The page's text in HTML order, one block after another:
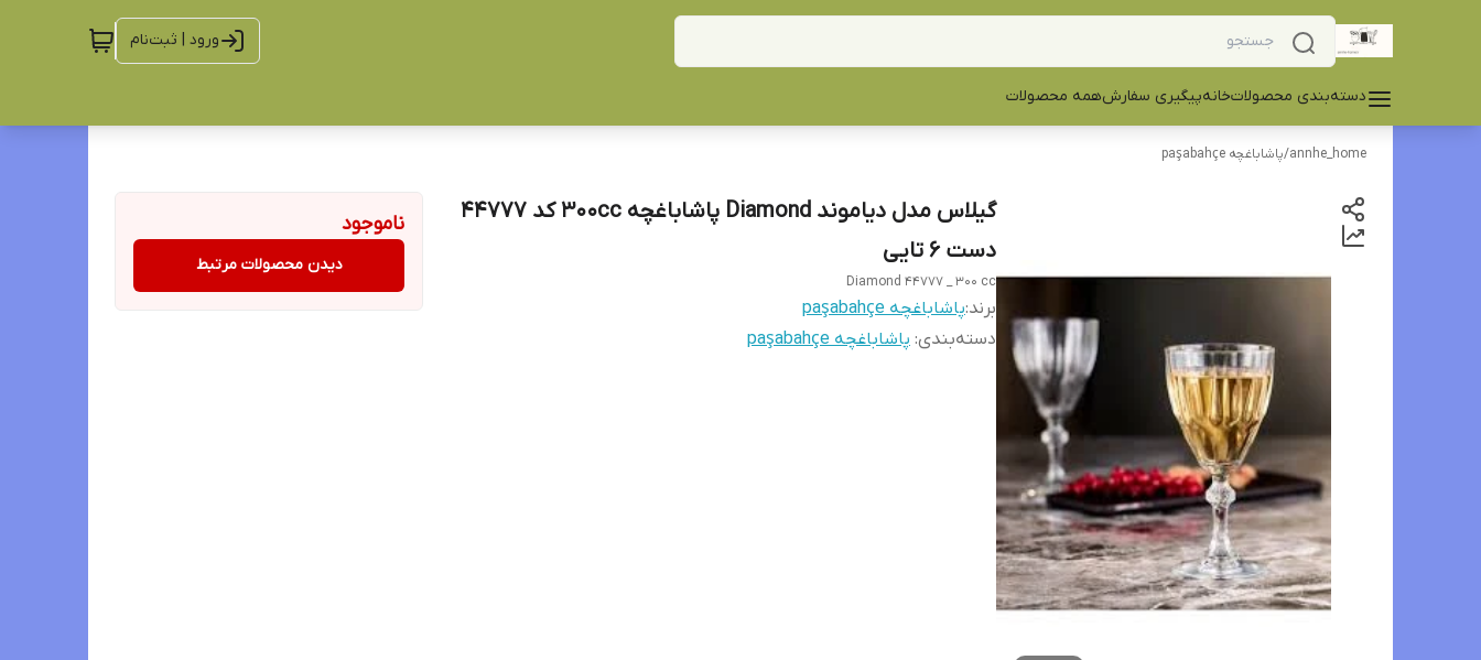
ورود | ثبت‌نام
دسته‌بندی محصولاتخانهپیگیری سفارشهمه محصولات
annhe_home
/پاشاباغچه paşabahçe
گیلاس مدل دیاموند Diamond پاشاباغچه 300cc کد 44777
دست 6 تایی
Diamond 44777 _ 300 cc
برند:پاشاباغچه paşabahçe
دسته‌بندی: پاشاباغچه paşabahçe
ناموجود
دیدن محصولات مرتبط